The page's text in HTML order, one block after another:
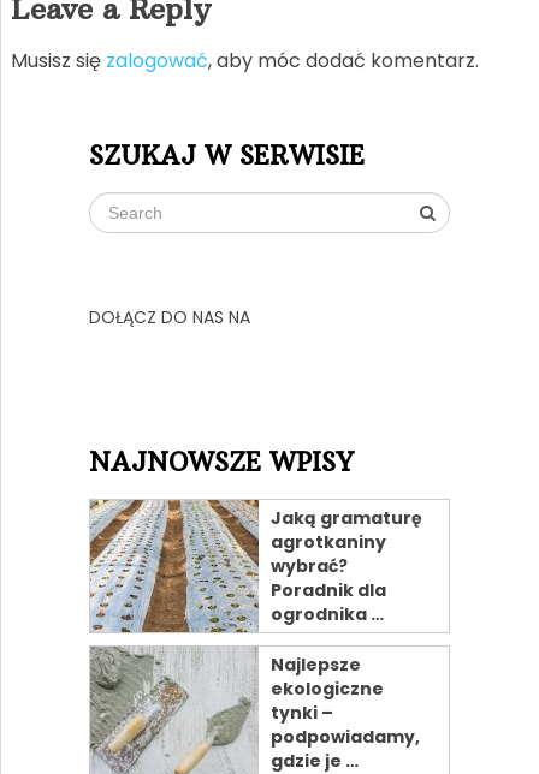
Leave a Reply
Musisz się zalogować, aby móc dodać komentarz.
SZUKAJ W SERWISIE
DOŁĄCZ DO NAS NA
NAJNOWSZE WPISY
Jaką gramaturę
agrotkaniny
wybrać?
Poradnik dla
ogrodnika …
Najlepsze
ekologiczne
tynki –
podpowiadamy,
gdzie je …